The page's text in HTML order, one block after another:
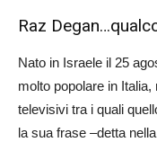
Raz
Nato in Israele il 25
molto popolare in
televisivi tra i quali
la sua frase –detta